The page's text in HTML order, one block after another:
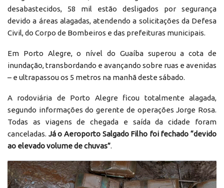
desabastecidos, 58 mil estão desligados por segurança
devido a áreas alagadas, atendendo a solicitações da Defesa
Civil, do Corpo de Bombeiros e das prefeituras municipais.
Em Porto Alegre, o nível do Guaíba superou a cota de
inundação, transbordando e avançando sobre ruas e avenidas
– e ultrapassou os 5 metros na manhã deste sábado.
A rodoviária de Porto Alegre ficou totalmente alagada,
segundo informações do gerente de operações Jorge Rosa.
Todas as viagens de chegada e saída da cidade foram
canceladas. Já o Aeroporto Salgado Filho foi fechado “devido
ao elevado volume de chuvas”.